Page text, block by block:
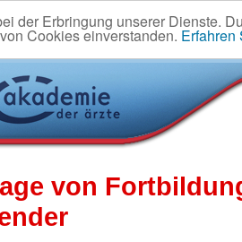
der Erbringung unserer Dienste.
Cookies einverstanden. Erfahren
von